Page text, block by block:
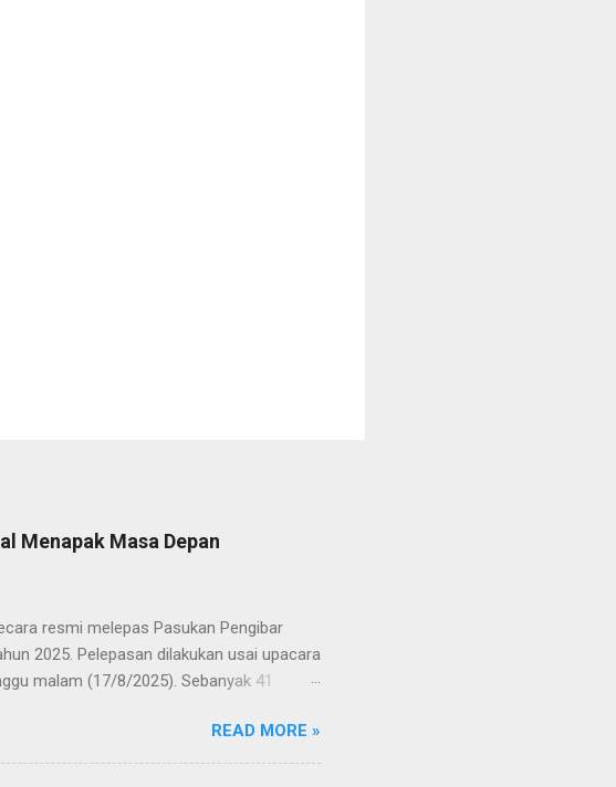
Menapak Masa Depan
resmi melepas Pasukan Pengibar
2025. Pelepasan dilakukan usai upacara
malam (17/8/2025). Sebanyak 41
Selatan, kini resmi menuntaskan
disiplin, dan semangat kebangsaan yang
READ MORE »